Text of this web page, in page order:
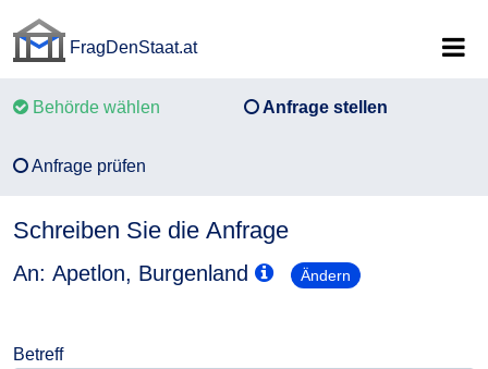
FragDenStaat.at
Behörde wählen Anfrage stellen
Anfrage prüfen
Schreiben Sie die Anfrage
An: Apetlon, Burgenland Ändern
Betreff